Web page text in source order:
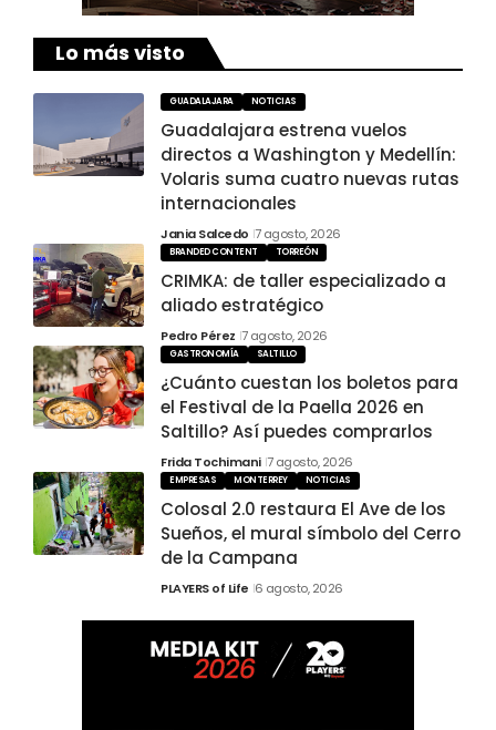
Lo más visto
GUADALAJARA NOTICIAS
Guadalajara estrena vuelos
directos a Washington y Medellín:
Volaris suma cuatro nuevas rutas
internacionales
Jania Salcedo 7 agosto, 2026
BRANDED CONTENT TORREÓN
CRIMKA: de taller especializado a
aliado estratégico
Pedro Pérez 7 agosto, 2026
GASTRONOMÍA SALTILLO
¿Cuánto cuestan los boletos para
el Festival de la Paella 2026 en
Saltillo? Así puedes comprarlos
Frida Tochimani 7 agosto, 2026
EMPRESAS MONTERREY NOTICIAS
Colosal 2.0 restaura El Ave de los
Sueños, el mural símbolo del Cerro
de la Campana
PLAYERS of Life 6 agosto, 2026